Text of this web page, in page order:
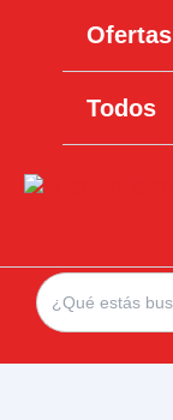
Ofertas
Todos
Search
for: